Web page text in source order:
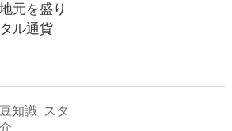
元を盛り
ル通貨
知識 スタ